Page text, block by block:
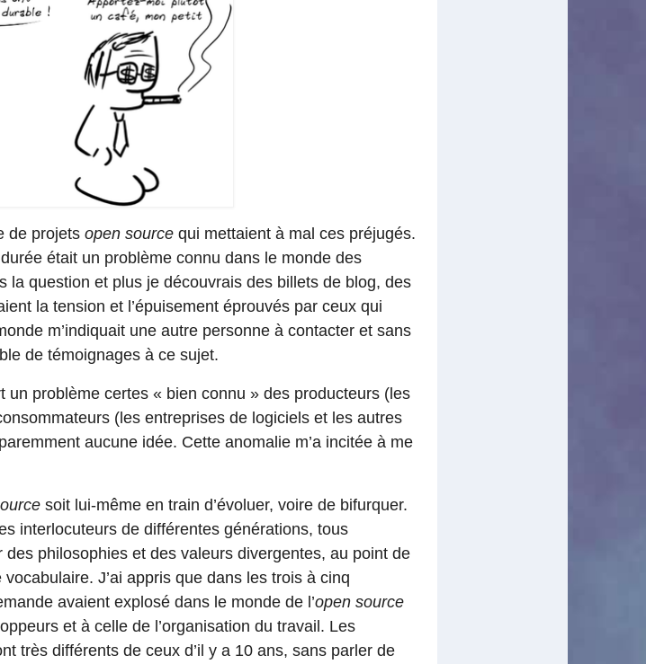
de projets open sourcequi mettaient à mal ces préjugés.
était un problème connu dans le monde des
la question et plus je découvrais des billets de blog, des
la tension et l’épuisement éprouvés par ceux qui
m’indiquait une autre personne à contacter et sans
de témoignages à ce sujet.
un problème certes « bien connu » des producteurs (les
(les entreprises de logiciels et les autres
aucune idée. Cette anomalie m’a incitée à me
soit lui-même en train d’évoluer, voire de bifurquer.
interlocuteurs de différentes générations, tous
des philosophies et des valeurs divergentes, au point de
J’ai appris que dans les trois à cinq
avaient explosé dans le monde de l’open source
et à celle de l’organisation du travail. Les
très différents de ceux d’il y a 10 ans, sans parler de